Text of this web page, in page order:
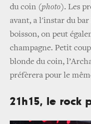
du coin (photo). Les
avant, a l'instar du
boisson, on peut
champagne. Petit
blonde du coin,
préfèrera pour le
21h15, le rock